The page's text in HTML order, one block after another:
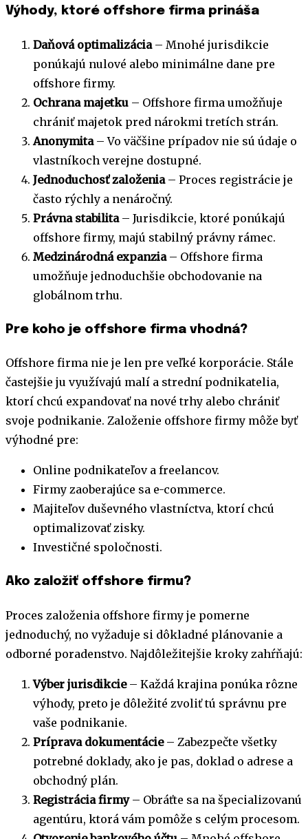
Výhody, ktoré offshore firma prináša
Daňová optimalizácia– Mnohé jurisdikcie
ponúkajú nulové alebo minimálne dane pre
offshore firmy.
Ochrana majetku – Offshore firma umožňuje
chrániť majetok pred nárokmi tretích strán.
Anonymita– Vo väčšine prípadov nie sú údaje o
vlastníkoch verejne dostupné.
Jednoduchosť založenia– Proces registrácie je
často rýchly a nenáročný.
Právna stabilita– Jurisdikcie, ktoré ponúkajú
offshore firmy, majú stabilný právny rámec.
Medzinárodná expanzia– Offshore firma
umožňuje jednoduchšie obchodovanie na
globálnom trhu.
Pre koho je offshore firma vhodná?
Offshore firma nie je len pre veľké korporácie. Stále
častejšie ju využívajú malí a strední podnikatelia,
ktorí chcú expandovať na nové trhy alebo chrániť
svoje podnikanie. Založenie offshore firmy môže byť
výhodné pre:
Online podnikateľov a freelancov.
Firmy zaoberajúce sa e-commerce.
Majiteľov duševného vlastníctva, ktorí chcú
optimalizovať zisky.
Investičné spoločnosti.
Ako založiť offshore firmu?
Proces založenia offshore firmy je pomerne
jednoduchý, no vyžaduje si dôkladné plánovanie a
odborné poradenstvo. Najdôležitejšie kroky zahŕňajú:
Výber jurisdikcie– Každá krajina ponúka rôzne
výhody, preto je dôležité zvoliť tú správnu pre
vaše podnikanie.
Príprava dokumentácie– Zabezpečte všetky
potrebné doklady, ako je pas, doklad o adrese a
obchodný plán.
Registrácia firmy– Obráťte sa na špecializovanú
agentúru, ktorá vám pomôže s celým procesom.